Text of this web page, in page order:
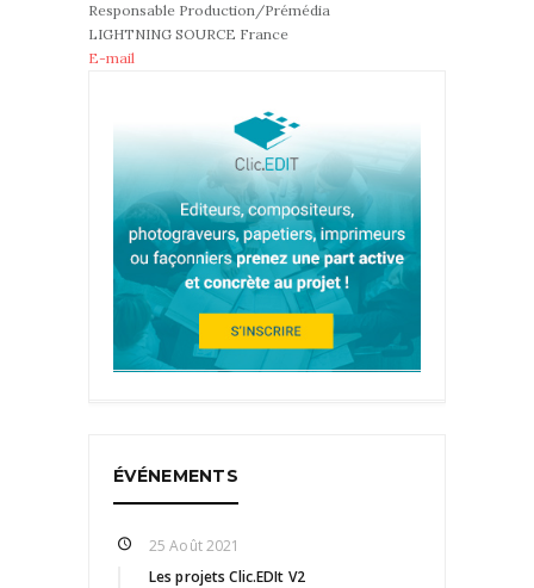
Responsable Production/Prémédia
LIGHTNING SOURCE France
E-mail
ÉVÉNEMENTS
25 Août 2021
Les projets Clic.EDIt V2